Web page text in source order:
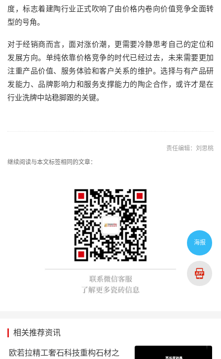
度，标志着建陶行业正式吹响了由价格内卷向价值竞争全面转
型的号角。
对于经销商而言，面对涨价潮，更需要冷静思考自己的定位和
发展方向。单纯依靠价格竞争的时代已经过去，未来需要更加
注重产品价值、服务体验和客户关系的维护。选择与有产品研
发能力、品牌影响力和服务支撑能力的陶企合作，或许才是在
行业洗牌中站稳脚跟的关键。
责任编辑：刘思桃
继续阅读与本文标签相同的文章：
相关推荐资讯
欧若拉精工奢石科技重构石材之
海报